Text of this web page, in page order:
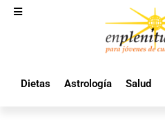
Dietas Astrología Salud